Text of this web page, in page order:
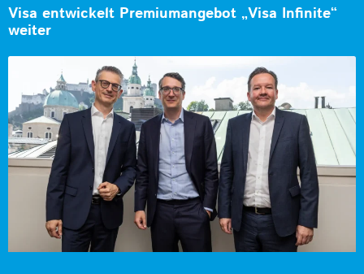
Visa entwickelt Premiumangebot „Visa Infinite“
weiter